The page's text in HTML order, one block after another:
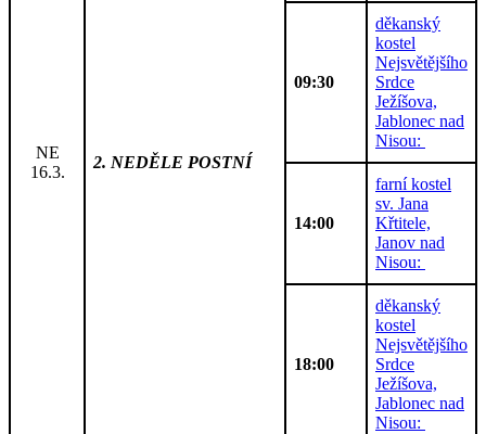
NE
16.3.
2. NEDĚLE POSTNÍ
09:30
děkanský
kostel
Nejsvětějšího
Srdce
Ježíšova,
Jablonec nad
Nisou:
14:00
farní kostel
sv. Jana
Křtitele,
Janov nad
Nisou:
18:00
děkanský
kostel
Nejsvětějšího
Srdce
Ježíšova,
Jablonec nad
Nisou: